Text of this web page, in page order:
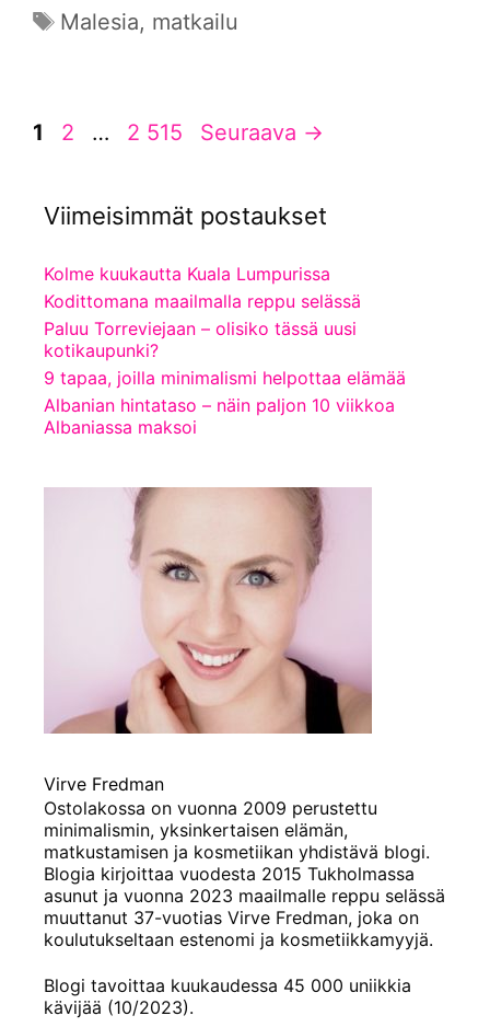
Avainsanat
Malesia, matkailu
Sivu
1 Sivu
2 … Sivu
2 515 Seuraava →
Viimeisimmät postaukset
Kolme kuukautta Kuala Lumpurissa
Kodittomana maailmalla reppu selässä
Paluu Torreviejaan – olisiko tässä uusi
kotikaupunki?
9 tapaa, joilla minimalismi helpottaa elämää
Albanian hintataso – näin paljon 10 viikkoa
Albaniassa maksoi
Virve Fredman
Ostolakossa on vuonna 2009 perustettu
minimalismin, yksinkertaisen elämän,
matkustamisen ja kosmetiikan yhdistävä blogi.
Blogia kirjoittaa vuodesta 2015 Tukholmassa
asunut ja vuonna 2023 maailmalle reppu selässä
muuttanut 37-vuotias Virve Fredman, joka on
koulutukseltaan estenomi ja kosmetiikkamyyjä.
Blogi tavoittaa kuukaudessa 45 000 uniikkia
kävijää (10/2023).